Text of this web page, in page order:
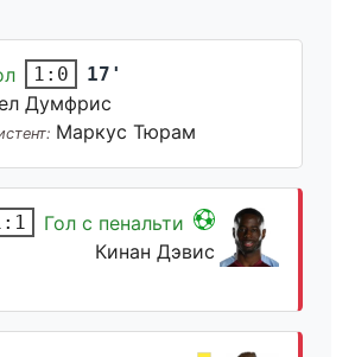
1:0 17'
Думфрис
Маркус Тюрам
Гол с пенальти
Кинан Дэвис